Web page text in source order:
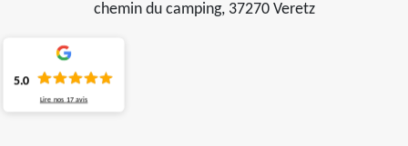
chemin du camping, 37270 Veretz
5.0
Lire nos 17 avis